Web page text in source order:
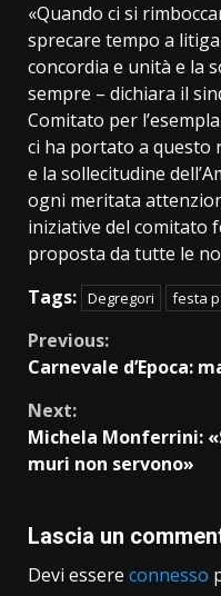
«Quando ci si
sprecare tempo a
concordia e unità e la
sempre – dichiara il
Comitato per
ci ha portato a questo
e la sollecitudine
ogni meritata
iniziative del comitato
proposta da tutte le
Tags: Degregori festa
Continue
Reading
Previous:
Carnevale d’Epoca:
Next:
Michela Monferrini:
muri non servono»
Lascia un
Devi essere connesso